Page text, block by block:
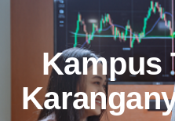
Kampus